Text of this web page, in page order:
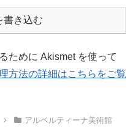
書き込む
ために Akismet を使って
方法の詳細はこちらをご覧
アルベルティーナ美術館